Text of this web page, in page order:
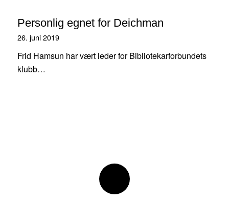
Personlig egnet for Deichman
26. juni 2019
Frid Hamsun har vært leder for Bibliotekarforbundets
klubb…